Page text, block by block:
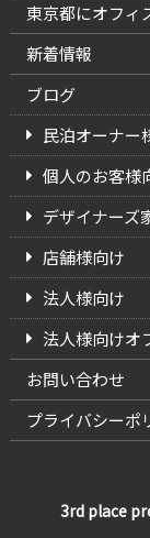
東京都にオフィ
新着情報
ブログ
民泊オーナー
個人のお客様
デザイナーズ
店舗様向け
法人様向け
法人様向けオ
お問い合わせ
プライバシーポ
3rd place